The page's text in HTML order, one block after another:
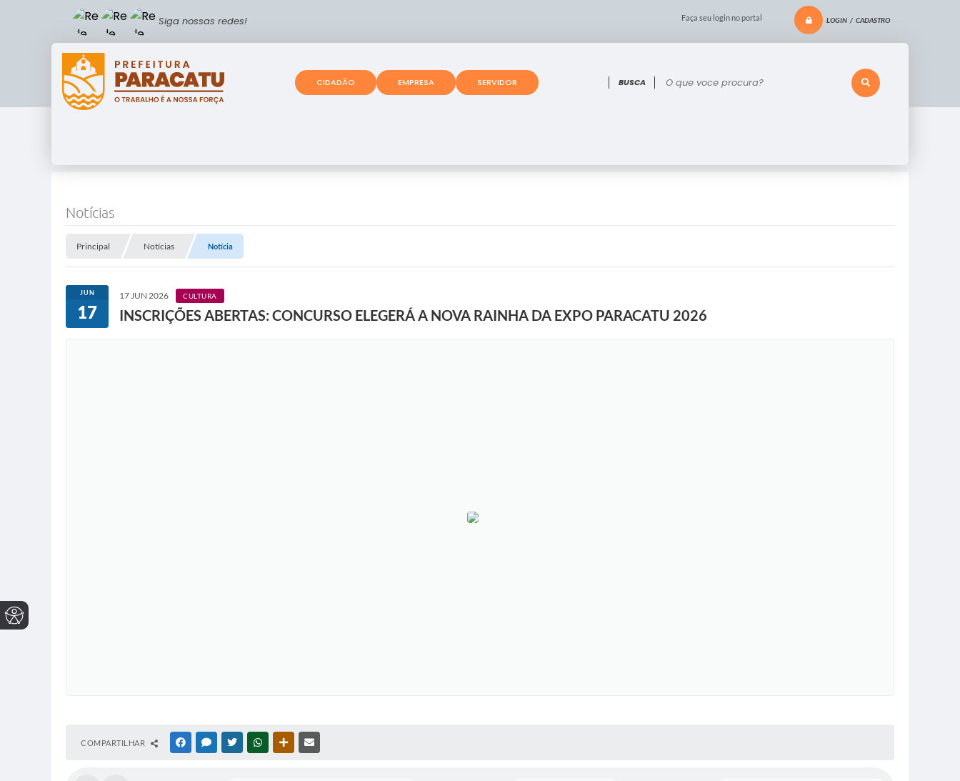
Faça seu login no portal LOGIN / CADASTRO
O que voce procura?
Siga nossas redes!
CIDADÃO EMPRESA SERVIDOR
Notícias
Principal Notícias Notícia
JUN
17
17 JUN 2026 CULTURA
INSCRIÇÕES ABERTAS: CONCURSO ELEGERÁ A NOVA RAINHA DA EXPO PARACATU 2026
COMPARTILHAR FACEBOOKMESSENGER
TWITTERWHATSAPPOUTRAS MÍDIAS